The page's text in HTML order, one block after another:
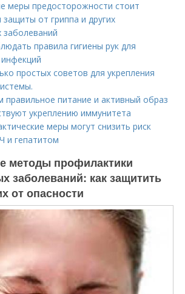
меры предосторожности стоит
от гриппа и других
правила гигиены рук для
простых советов для укрепления
правильное питание и активный образ
укреплению иммунитета
меры могут снизить риск
и гепатитом
методы профилактики
заболеваний: как защитить
от опасности